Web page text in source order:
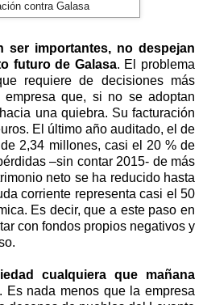
contra Galasa
ser importantes, no despejan
futuro de Galasa. El problema
requiere de decisiones más
que, si no se adoptan
una quiebra. Su facturación
El último año auditado, el de
2,34 millones, casi el 20 % de
–sin contar 2015- de más
neto se ha reducido hasta
corriente representa casi el 50
Es decir, que a este paso en
con fondos propios negativos y
cualquiera que mañana
Es nada menos que la empresa